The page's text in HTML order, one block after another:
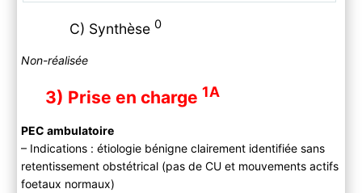
C) Synthèse 0
Non-réalisée
3) Prise en charge 1A
PEC ambulatoire
– Indications : étiologie bénigne clairement identifiée sans
retentissement obstétrical (pas de CU et mouvements actifs
foetaux normaux)